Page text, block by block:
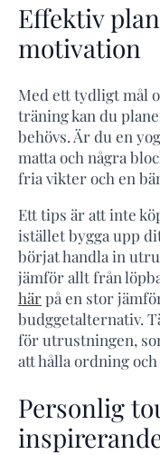
Effektiv
motivation
Med ett tydligt mål
träning kan du
behövs. Är du en
matta och några
fria vikter och en
Ett tips är att inte
istället bygga upp
börjat handla in
jämför allt från
härpå en stor
budggetalternativ.
för utrustningen,
att hålla ordning
Personlig